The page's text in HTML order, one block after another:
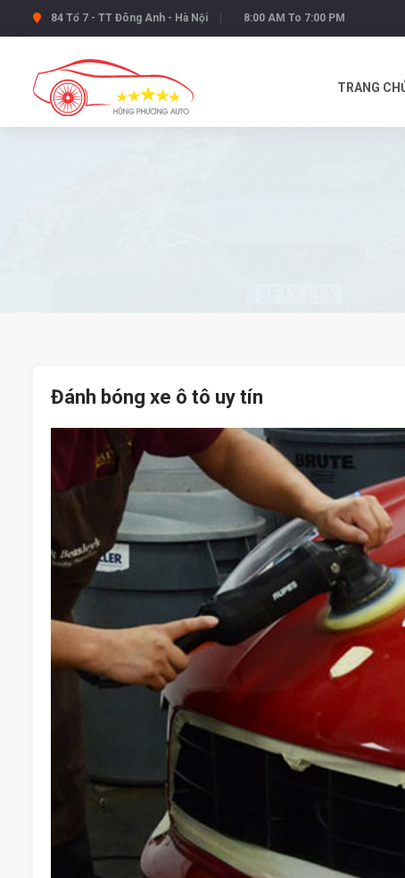
84 Tổ 7 - TT Đông Anh - Hà Nội 8:00 AM To 7:00 PM
TRANG
Đánh bóng xe ô tô uy tín